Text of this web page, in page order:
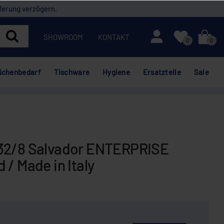
verzögern.
SHOWROOM KONTAKT
Mein Konto
0
0
Tischware Hygiene Ersatzteile Sale
8 Salvador ENTERPRISE
/ Made in Italy